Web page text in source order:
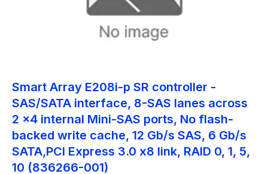
Smart Array E208i-p SR controller -
SAS/SATA interface, 8-SAS lanes across
2 x4 internal Mini-SAS ports, No flash-
backed write cache, 12 Gb/s SAS, 6 Gb/s
SATA,PCI Express 3.0 x8 link, RAID 0, 1, 5,
10 (836266-001)